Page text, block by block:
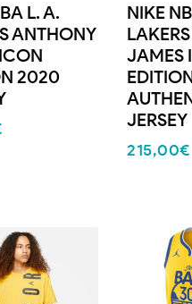
L. A.
ANTHONY
2020
NIKE
JAMES
JERSEY
215,00€